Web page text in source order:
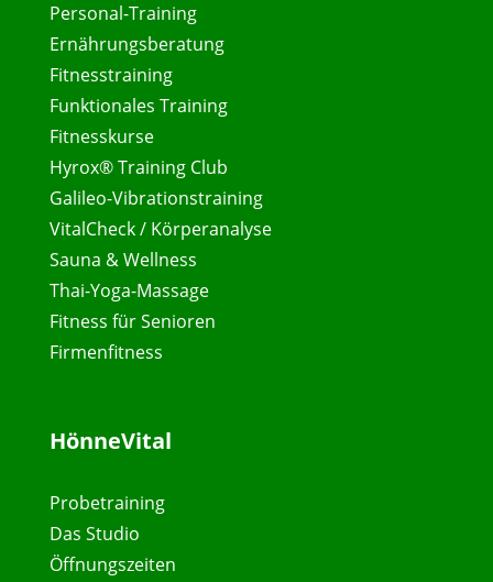
Personal-Training
Ernährungsberatung
Fitnesstraining
Funktionales Training
Fitnesskurse
Hyrox® Training Club
Galileo-Vibrationstraining
VitalCheck / Körperanalyse
Sauna & Wellness
Thai-Yoga-Massage
Fitness für Senioren
Firmenfitness
HönneVital
Probetraining
Das Studio
Öffnungszeiten